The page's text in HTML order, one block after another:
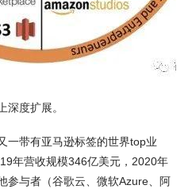
深度扩展。
一带有亚马逊标签的世界top业
年营收规模346亿美元，2020年
参与者（谷歌云、微软Azure、阿